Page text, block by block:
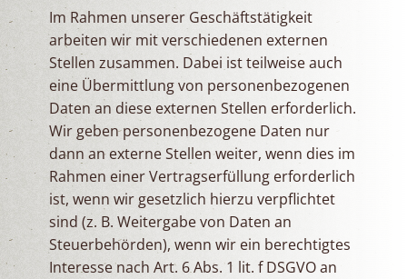
Im Rahmen unserer Geschäftstätigkeit
arbeiten wir mit verschiedenen externen
Stellen zusammen. Dabei ist teilweise auch
eine Übermittlung von personenbezogenen
Daten an diese externen Stellen erforderlich.
Wir geben personenbezogene Daten nur
dann an externe Stellen weiter, wenn dies im
Rahmen einer Vertragserfüllung erforderlich
ist, wenn wir gesetzlich hierzu verpflichtet
sind (z. B. Weitergabe von Daten an
Steuerbehörden), wenn wir ein berechtigtes
Interesse nach Art. 6 Abs. 1 lit. f DSGVO an